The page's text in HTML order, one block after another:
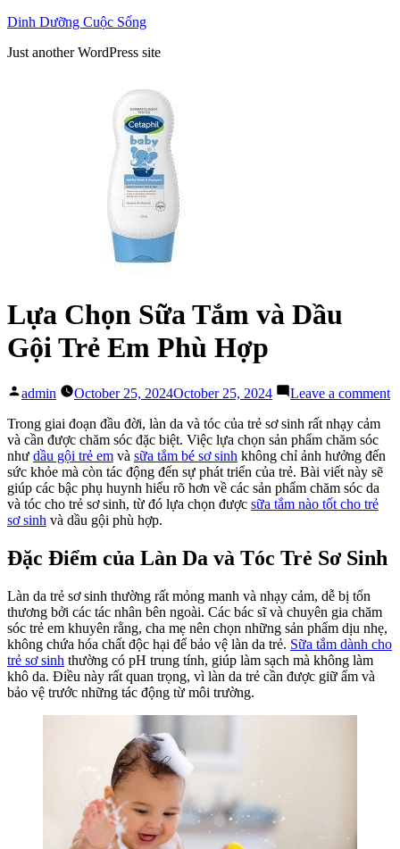
Skip
content
Dinh Dưỡng Cuộc Sống
Just another WordPress site
Lựa Chọn Sữa Tắm và Dầu
Gội Trẻ Em Phù Hợp
Posted
admin October 25, 2024October 25, 2024 Leave a comment
Trong giai đoạn đầu đời, làn da và tóc của trẻ sơ sinh rất nhạy cảm
và cần được chăm sóc đặc biệt. Việc lựa chọn sản phẩm chăm sóc
như dầu gội trẻ em và sữa tắm bé sơ sinh không chỉ ảnh hưởng đến
sức khỏe mà còn tác động đến sự phát triển của trẻ. Bài viết này sẽ
giúp các bậc phụ huynh hiểu rõ hơn về các sản phẩm chăm sóc da
và tóc cho trẻ sơ sinh, từ đó lựa chọn được sữa tắm nào tốt cho trẻ
sơ sinh và dầu gội phù hợp.
Đặc Điểm của Làn Da và Tóc Trẻ Sơ Sinh
Làn da trẻ sơ sinh thường rất mỏng manh và nhạy cảm, dễ bị tổn
thương bởi các tác nhân bên ngoài. Các bác sĩ và chuyên gia chăm
sóc trẻ em khuyên rằng, cha mẹ nên chọn những sản phẩm dịu nhẹ,
không chứa hóa chất độc hại để bảo vệ làn da trẻ. Sữa tắm dành cho
trẻ sơ sinh thường có pH trung tính, giúp làm sạch mà không làm
khô da. Điều này rất quan trọng, vì làn da trẻ cần được giữ ẩm và
bảo vệ trước những tác động từ môi trường.